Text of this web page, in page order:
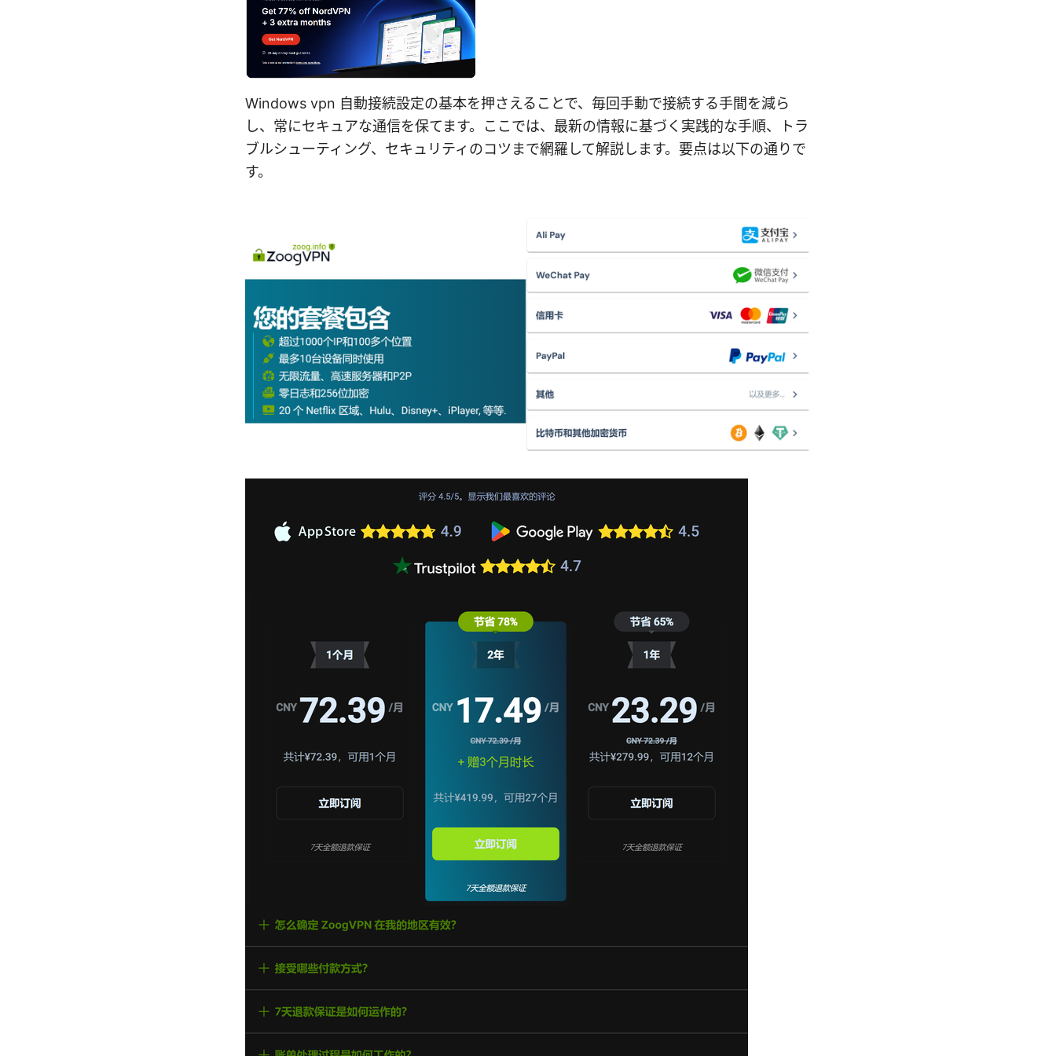
Windows vpn 自動接続設定の基本を押さえることで、毎回手動で接続する手間を減ら
し、常にセキュアな通信を保てます。ここでは、最新の情報に基づく実践的な手順、トラ
ブルシューティング、セキュリティのコツまで網羅して解説します。要点は以下の通りで
す。